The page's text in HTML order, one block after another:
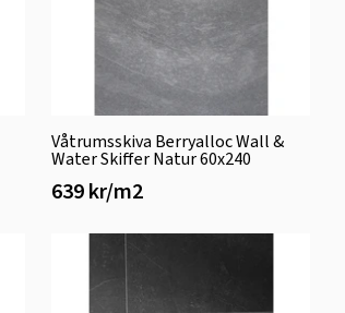
Våtrumsskiva Berryalloc Wall &
Water Skiffer Natur 60x240
639 kr/m2